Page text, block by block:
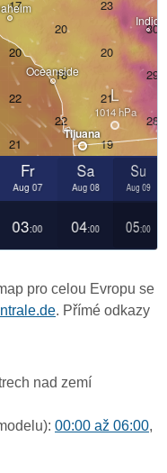
pro celou Evropu se
. Přímé odkazy
nad zemí
00:00 až 06:00,